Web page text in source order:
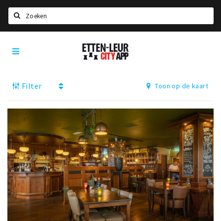
Home
Deals
Nieuws, interviews & blogs
Eten
Drinken
Slapen
Recreatief
Winkels
Etten-
Leur
Filter
Toon op de kaart